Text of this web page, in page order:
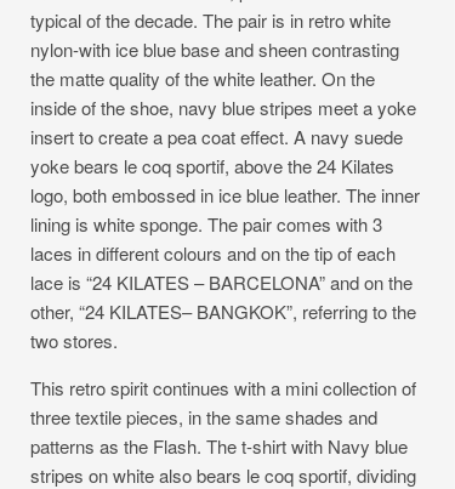
typical of the decade. The pair is in retro white
nylon-with ice blue base and sheen contrasting
the matte quality of the white leather. On the
inside of the shoe, navy blue stripes meet a yoke
insert to create a pea coat effect. A navy suede
yoke bears le coq sportif, above the 24 Kilates
logo, both embossed in ice blue leather. The inner
lining is white sponge. The pair comes with 3
laces in different colours and on the tip of each
lace is “24 KILATES – BARCELONA” and on the
other, “24 KILATES– BANGKOK”, referring to the
two stores.
This retro spirit continues with a mini collection of
three textile pieces, in the same shades and
patterns as the Flash. The t-shirt with Navy blue
stripes on white also bears le coq sportif, dividing